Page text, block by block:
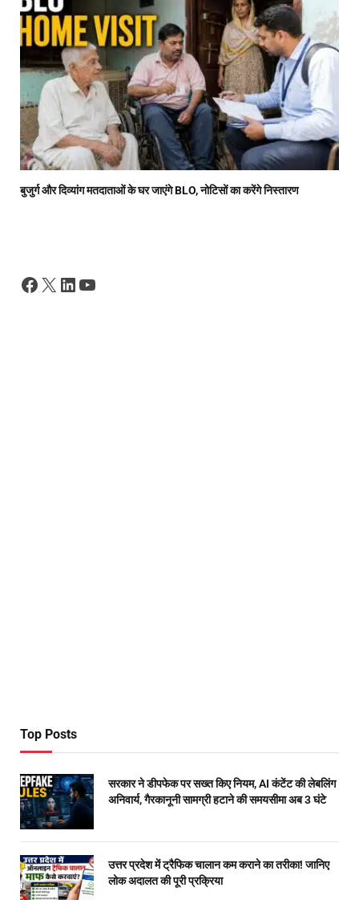
बुजुर्ग और दिव्यांग मतदाताओं के घर जाएंगे BLO, नोटिसों का करेंगे निस्तारण
Facebook
X LinkedIn
YouTube
Top Posts
सरकार ने डीपफेक पर सख्त किए नियम, AI कंटेंट की लेबलिंग
अनिवार्य, गैरकानूनी सामग्री हटाने की समयसीमा अब 3 घंटे
उत्तर प्रदेश में ट्रैफिक चालान कम कराने का तरीका! जानिए
लोक अदालत की पूरी प्रक्रिया